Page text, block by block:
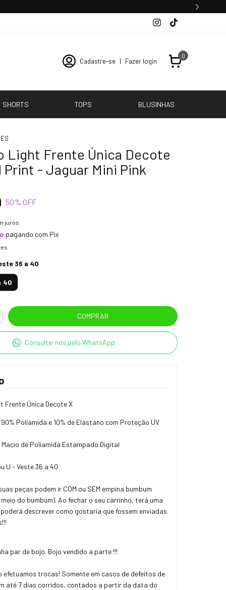
Cadastre-se | Fazer login
0
SHORTS TOPS BLUSINHAS
Light Frente Única Decote
Print - Jaguar Mini Pink
50% OFF
juros
pagando com Pix
36 a 40
40
Consulte-nos pelo WhatsApp
Frente Única Decote X
Poliamida e 10% de Elastano com Proteção UV
de Poliamida Estampado Digital
U - Veste 36 a 40
peças podem ir COM ou SEM empina bumbum
do bumbum). Ao fechar o seu carrinho, terá uma
descrever como gostaria que fossem enviadas
par de bojo. Bojo vendido a parte !!!
trocas! Somente em casos de defeitos de
até 7 dias corridos, contados a partir da data do